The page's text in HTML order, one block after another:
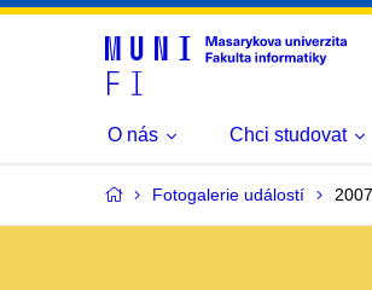
O nás Chci studovat
Fotogalerie událostí